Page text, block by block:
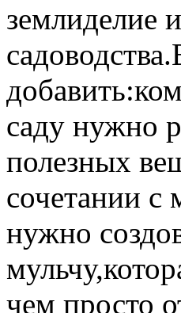
землиделие
саду нужно
полезных
сочетании с
нужно
чем просто